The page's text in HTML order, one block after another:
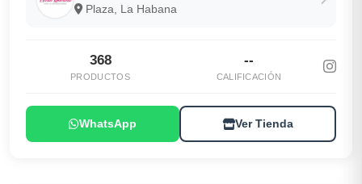
Plaza, La Habana
368
PRODUCTOS
--
CALIFICACIÓN
WhatsApp Ver Tienda